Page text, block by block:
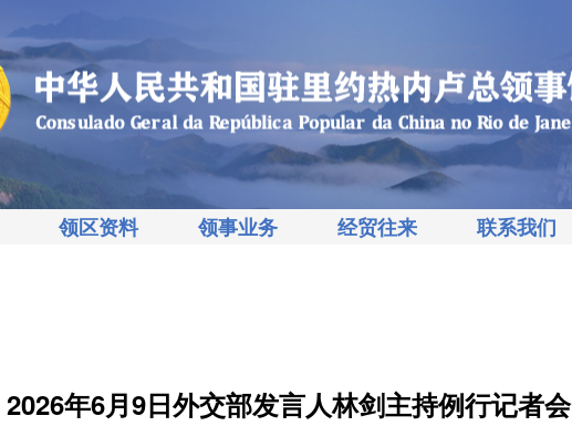
领区资料 领事业务 经贸往来 联系我们
2026年6月9日外交部发言人林剑主持例行记者会